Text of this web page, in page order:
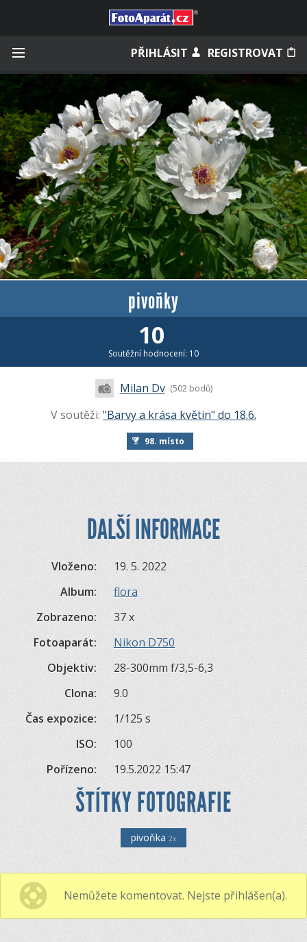
PŘIHLÁSIT REGISTROVAT
Zapamatovat
Zapomněli jste heslo?
Měli jste účet na starém webu?
pivoňky
10
Soutěžní hodnocení: 10
Milan Dv (502 bodů)
V soutěži: "Barvy a krása květin" do 18.6.
98. místo
DALŠÍ INFORMACE
Vloženo:
19. 5. 2022
Album:
flora
Zobrazeno:
37 x
Fotoaparát:
Nikon D750
Objektiv:
28-300mm f/3,5-6,3
Clona:
9.0
Čas expozice:
1/125 s
ISO:
100
Pořízeno:
19.5.2022 15:47
ŠTÍTKY FOTOGRAFIE
pivoňka 2x
Nemůžete komentovat. Nejste přihlášen(a).